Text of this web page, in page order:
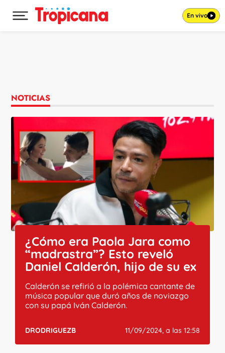
Desplegar menú principal En vivo
NOTICIAS
¿Cómo era Paola Jara como
“madrastra”? Esto reveló
Daniel Calderón, hijo de su ex
Calderón se refirió a la polémica cantante de
música popular que duró años de noviazgo
con su papá Iván Calderón.
DRODRIGUEZB 11/09/2024, a las 12:58